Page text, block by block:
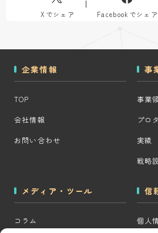
Xでシェア Facebookでシェア
企業情報
TOP
会社情報
お問い合わせ
事
事業
プロ
実績
戦略
メディア・ツール
コラム
信
個人